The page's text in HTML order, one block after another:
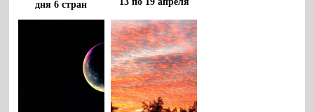
дня 6 стран